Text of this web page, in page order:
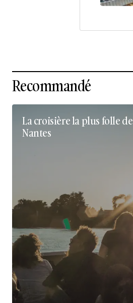
Recommandé
La croisière la plus folle de
Nantes